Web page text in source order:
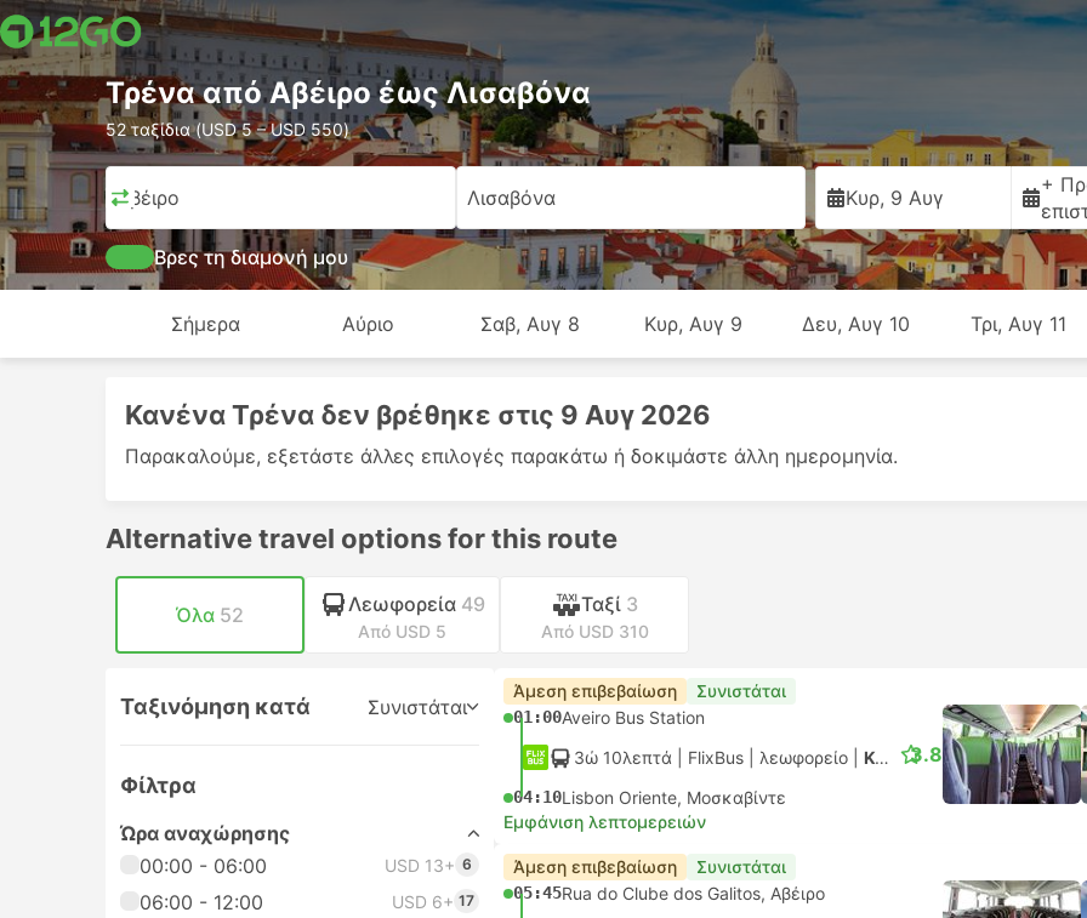
Τρένα από Αβέιρο έως Λισαβόνα
52 ταξίδια (USD 5 – USD 550)
Αβέιρο Λισαβόνα Κυρ, 9 Αυγ
+
Βρες τη διαμονή μου
Σήμερα Αύριο Σαβ, Αυγ 8 Κυρ, Αυγ 9 Δευ, Αυγ 10 Τρι, Αυγ 11
Κανένα Τρένα δεν βρέθηκε στις 9 Αυγ 2026
Παρακαλούμε, εξετάστε άλλες επιλογές παρακάτω ή δοκιμάστε άλλη ημερομηνία.
Alternative travel options for this route
Όλα 52 Λεωφορεία 49
Από USD 5
Ταξί 3
Από USD 310
Ταξινόμηση κατά Συνιστάται
Φίλτρα
Ώρα αναχώρησης
00:00 - 06:00
USD 13+ 6
06:00 - 12:00 USD 6+ 17
Άμεση επιβεβαίωση Συνιστάται
01:00Aveiro Bus Station
3ώ 10λεπτά | FlixBus λεωφορείο Κανονικό
04:10Lisbon Oriente, Μοσκαβίντε
3.8
Εμφάνιση λεπτομερειών
Άμεση επιβεβαίωση Συνιστάται
05:45Rua do Clube dos Galitos, Αβέιρο